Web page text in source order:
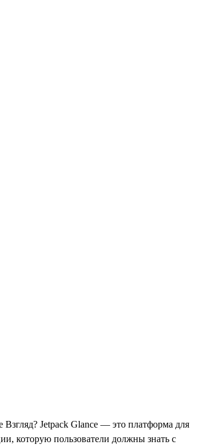
Взгляд? Jetpack Glance — это платформа для
которую пользователи должны знать с